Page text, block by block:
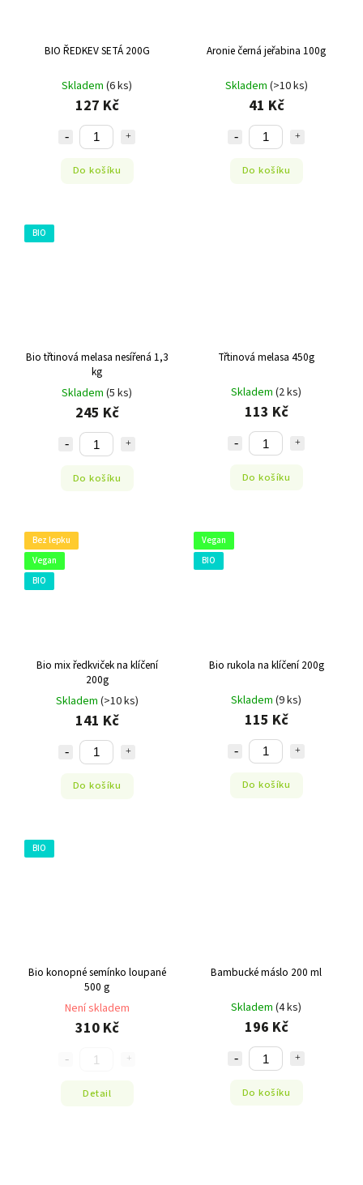
BIO ŘEDKEV SETÁ 200G
Skladem (6 ks)
127 Kč
Do košíku
Aronie černá jeřabina 100g
Skladem (>10 ks)
41 Kč
Do košíku
BIO
Bio třtinová melasa nesířená 1,3
kg
Skladem (5 ks)
245 Kč
Do košíku
Třtinová melasa 450g
Skladem (2 ks)
113 Kč
Do košíku
Bez lepku
Vegan
BIO
Bio mix ředkviček na klíčení
200g
Skladem (>10 ks)
141 Kč
Do košíku
Vegan
BIO
Bio rukola na klíčení 200g
Skladem (9 ks)
115 Kč
Do košíku
BIO
Bio konopné semínko loupané
500 g
Není skladem
310 Kč
Detail
Bambucké máslo 200 ml
Skladem (4 ks)
196 Kč
Do košíku